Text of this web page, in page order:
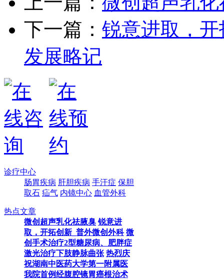
下一篇： 锐意进取，
发展略记
诊疗中心
肠胃疾病 肝胆疾病 手汗症 保胆
取石 疝气 内镜中心 血管外科
热点文章
微创超声乳化祛腋臭 锐意进
取，开拓创新_普外微创外科 微
创手术治疗2型糖尿病、肥胖症
激光治疗下肢静脉曲张 热烈庆
祝湖南中医药大学第一附属医
我院首例经腹腔镜胃癌根治术